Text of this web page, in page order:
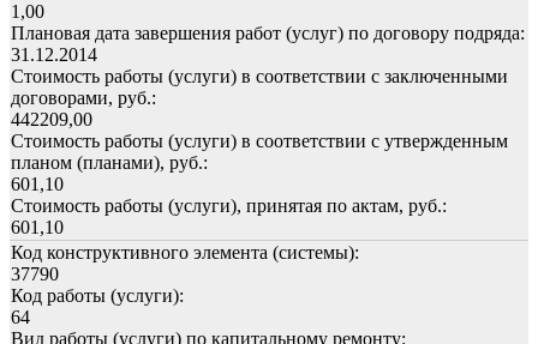
1,00
Плановая дата завершения работ (услуг) по договору подряда:
31.12.2014
Стоимость работы (услуги) в соответствии с заключенными
договорами, руб.:
442209,00
Стоимость работы (услуги) в соответствии с утвержденным
планом (планами), руб.:
601,10
Стоимость работы (услуги), принятая по актам, руб.:
601,10
Код конструктивного элемента (системы):
37790
Код работы (услуги):
64
Вид работы (услуги) по капитальному ремонту: